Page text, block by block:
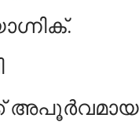
അപൂർവമായ